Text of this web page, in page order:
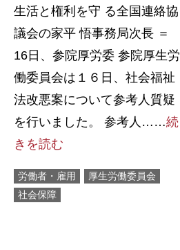
生活と権利を守 る全国連絡協
議会の家平 悟事務局次長 ＝
16日、参院厚労委 参院厚生労
働委員会は１６日、社会福祉
法改悪案について参考人質疑
を行いました。 参考人……続
きを読む
労働者・雇用
厚生労働委員会
社会保障